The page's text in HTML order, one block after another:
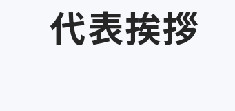
代表挨拶